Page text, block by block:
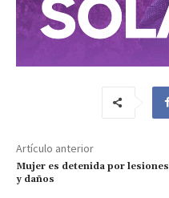
Artículo anterior
Mujer es detenida por lesiones
y daños